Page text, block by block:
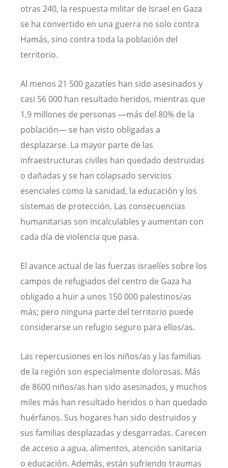
otras 240, la respuesta militar de Israel en Gaza
se ha convertido en una guerra no solo contra
Hamás, sino contra toda la población del
territorio.
Al menos 21 500 gazatíes han sido asesinados y
casi 56 000 han resultado heridos, mientras que
1,9 millones de personas —más del 80% de la
población— se han visto obligadas a
desplazarse. La mayor parte de las
infraestructuras civiles han quedado destruidas
o dañadas y se han colapsado servicios
esenciales como la sanidad, la educación y los
sistemas de protección. Las consecuencias
humanitarias son incalculables y aumentan con
cada día de violencia que pasa.
El avance actual de las fuerzas israelíes sobre los
campos de refugiados del centro de Gaza ha
obligado a huir a unos 150 000 palestinos/as
más; pero ninguna parte del territorio puede
considerarse un refugio seguro para ellos/as.
Las repercusiones en los niños/as y las familias
de la región son especialmente dolorosas. Más
de 8600 niños/as han sido asesinados, y muchos
miles más han resultado heridos o han quedado
huérfanos. Sus hogares han sido destruidos y
sus familias desplazadas y desgarradas. Carecen
de acceso a agua, alimentos, atención sanitaria
o educación. Además, están sufriendo traumas